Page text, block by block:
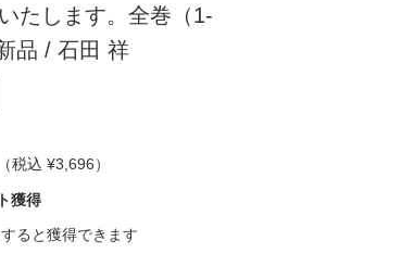
たします。全巻（1-
品 / 石田 祥
（税込 ¥3,696）
獲得
ると獲得できます